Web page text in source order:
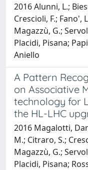
2016 Alunni, L.;
Crescioli, F.; Fano',
Magazzù, G.;
Placidi, Pisana;
Aniello
A Pattern
on Associative
technology for
the HL-LHC
2016 Magalotti,
M.; Citraro, S.;
Magazzù, G.;
Placidi, Pisana;